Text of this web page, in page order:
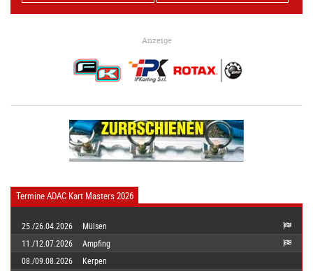
Anzeige
Termine ADAC Kart Masters 2026
25./26.04.2026
Mülsen
11./12.07.2026
Ampfing
08./09.08.2026
Kerpen